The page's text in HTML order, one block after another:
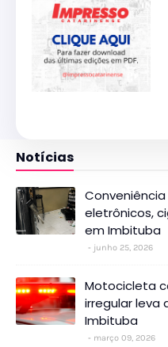
Notícias
eletrônicos,
em Imbituba
junho 25, 2026
Motocicleta
irregular leva
Imbituba
março 09, 2026